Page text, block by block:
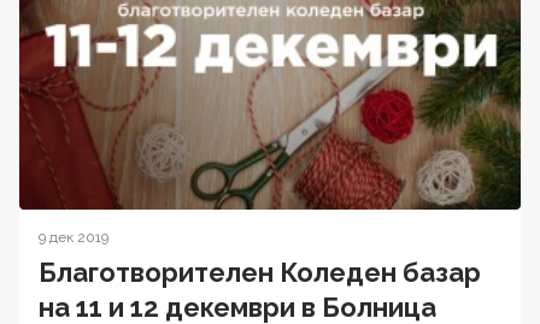
9 дек 2019
Благотворителен Коледен базар
на 11 и 12 декември в Болница